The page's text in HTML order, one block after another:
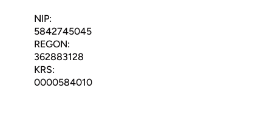
NIP:
5842745045
REGON:
362883128
KRS:
0000584010